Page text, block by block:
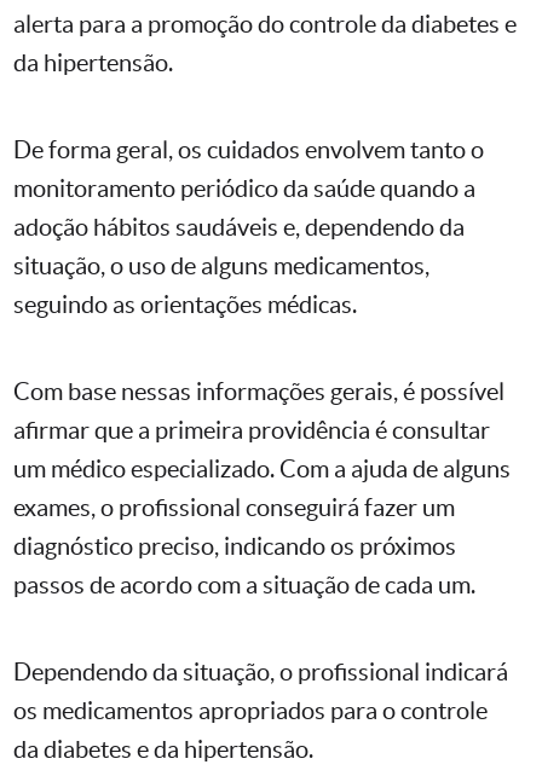
alerta para a promoção do controle da diabetes e
da hipertensão.
De forma geral, os cuidados envolvem tanto o
monitoramento periódico da saúde quando a
adoção hábitos saudáveis e, dependendo da
situação, o uso de alguns medicamentos,
seguindo as orientações médicas.
Com base nessas informações gerais, é possível
afirmar que a primeira providência é consultar
um médico especializado. Com a ajuda de alguns
exames, o profissional conseguirá fazer um
diagnóstico preciso, indicando os próximos
passos de acordo com a situação de cada um.
Dependendo da situação, o profissional indicará
os medicamentos apropriados para o controle
da diabetes e da hipertensão.